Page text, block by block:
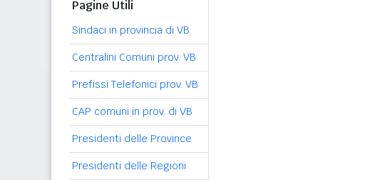
Pagine Utili
Sindaci in provincia di VB
Centralini Comuni prov. VB
Prefissi Telefonici prov. VB
CAP comuni in prov. di VB
Presidenti delle Province
Presidenti delle Regioni